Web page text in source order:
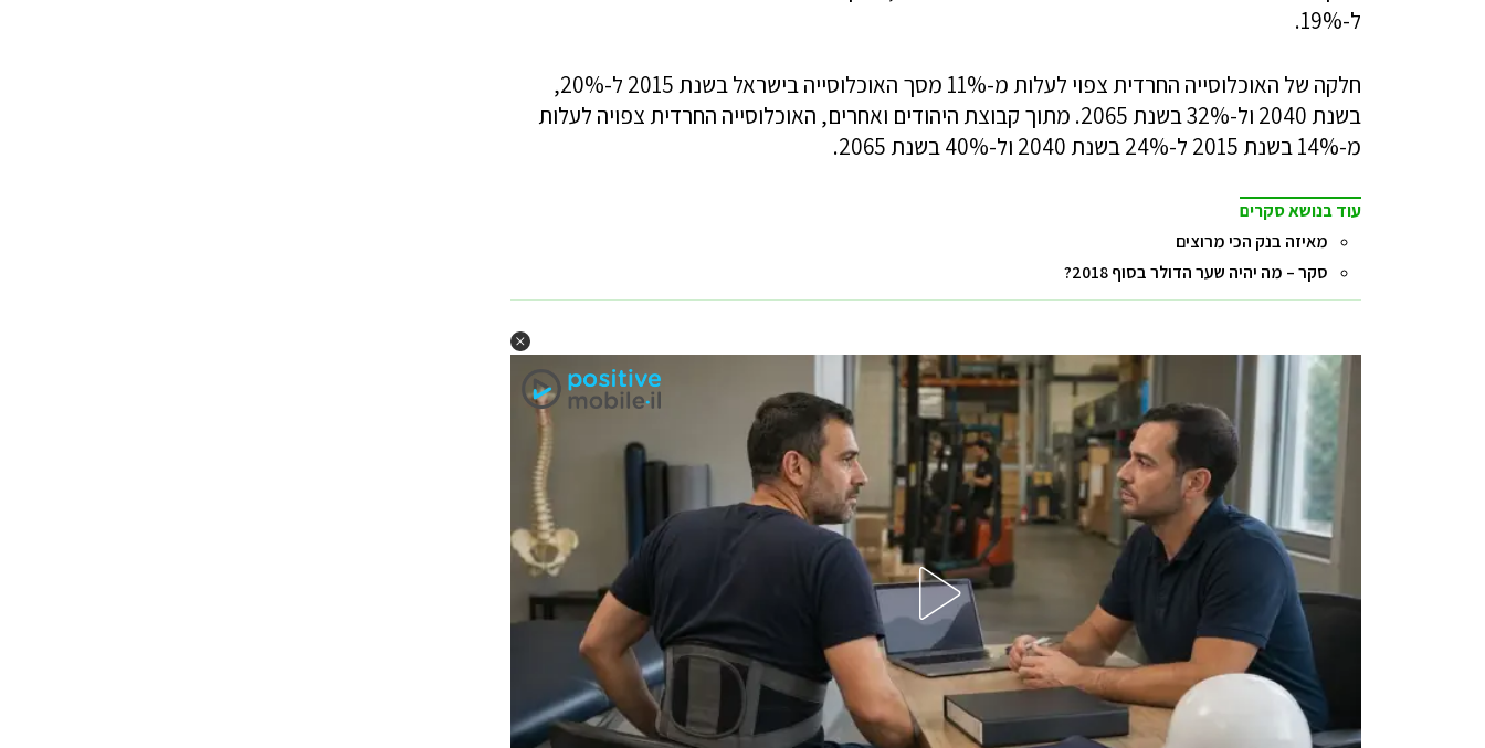
ל-19%.
חלקה של האוכלוסייה החרדית צפוי לעלות מ-11% מסך האוכלוסייה בישראל בשנת 2015 ל-20%,
בשנת 2040 ול-32% בשנת 2065. מתוך קבוצת היהודים ואחרים, האוכלוסייה החרדית צפויה לעלות
מ-14% בשנת 2015 ל-24% בשנת 2040 ול-40% בשנת 2065.
עוד בנושא סקרים
מאיזה בנק הכי מרוצים
סקר – מה יהיה שער הדולר בסוף 2018?